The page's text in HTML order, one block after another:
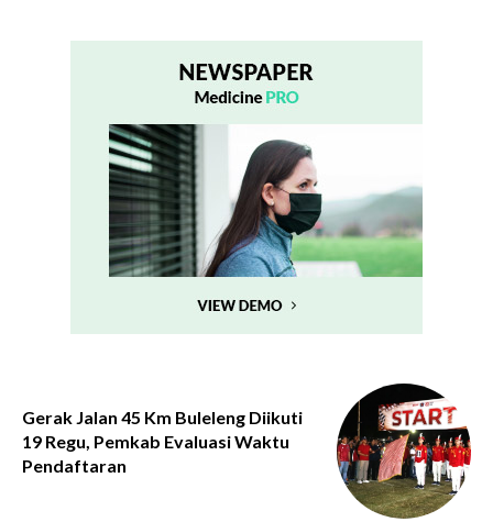
Gerak Jalan 45 Km Buleleng Diikuti
19 Regu, Pemkab Evaluasi Waktu
Pendaftaran